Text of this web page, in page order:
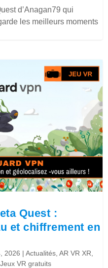
d’Anagan79 qui
les meilleurs moments
Quest :
et chiffrement en
2026 |Actualités ,AR VR XR
,Jeux VR gratuits